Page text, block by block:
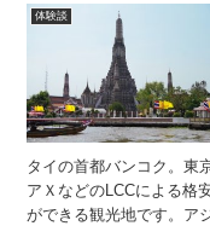
体験談
タイの首都バンコク。東
アＸなどのLCCによる格
ができる観光地です。ア